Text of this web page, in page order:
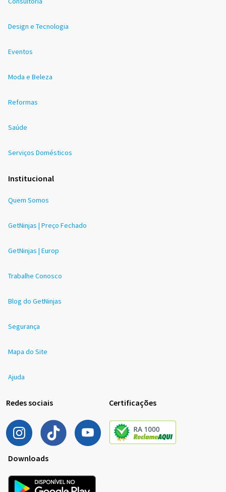
Design e Tecnologia
Eventos
Moda e Beleza
Reformas
Saúde
Serviços Domésticos
Institucional
Quem Somos
GetNinjas | Preço Fechado
GetNinjas | Europ
Trabalhe Conosco
Blog do GetNinjas
Segurança
Mapa do Site
Ajuda
Redes sociais Certificações
Downloads